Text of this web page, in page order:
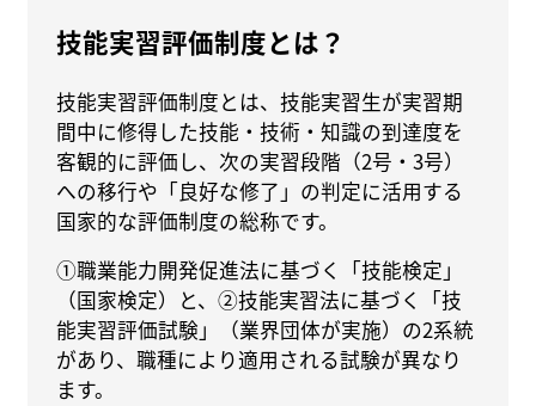
技能実習評価制度とは？
技能実習評価制度とは、技能実習生が実習期
間中に修得した技能・技術・知識の到達度を
客観的に評価し、次の実習段階（2号・3号）
への移行や「良好な修了」の判定に活用する
国家的な評価制度の総称です。
①職業能力開発促進法に基づく「技能検定」
（国家検定）と、②技能実習法に基づく「技
能実習評価試験」（業界団体が実施）の2系統
があり、職種により適用される試験が異なり
ます。